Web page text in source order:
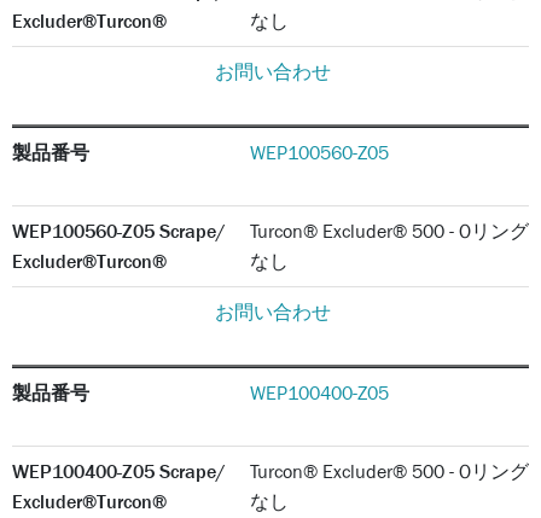
Excluder®Turcon®
なし
お問い合わせ
製品番号 WEP100560-Z05
WEP100560-Z05 Scrape/
Excluder®Turcon®
Turcon® Excluder® 500 - Oリング
なし
お問い合わせ
製品番号 WEP100400-Z05
WEP100400-Z05 Scrape/
Excluder®Turcon®
Turcon® Excluder® 500 - Oリング
なし